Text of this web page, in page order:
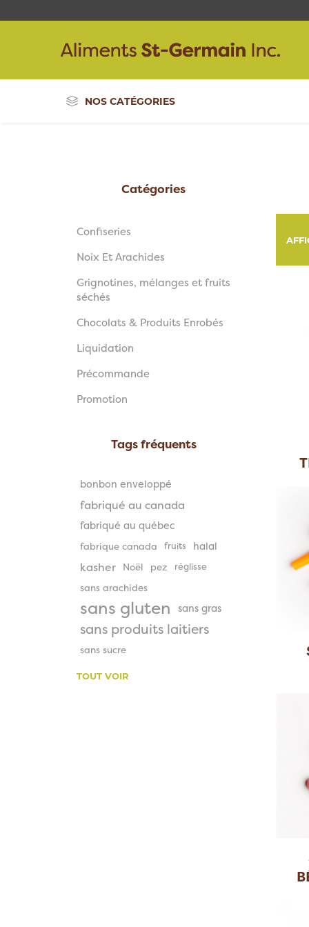
NOS CATÉGORIES
Catégories
Confiseries
Noix Et Arachides
Grignotines, mélanges et fruits
séchés
Chocolats & Produits Enrobés
Liquidation
Précommande
Promotion
Tags fréquents
bonbon enveloppé
fabriqué au canada
fabriqué au québec
fabrique canada fruits halal
kasher Noël pez réglisse
sans arachides
sans gluten sans gras
sans produits laitiers
sans sucre
TOUT VOIR